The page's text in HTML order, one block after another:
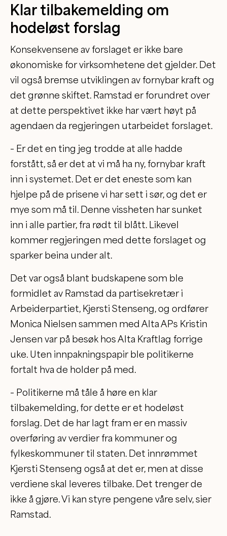
Klar tilbakemelding om
hodeløst forslag
Konsekvensene av forslaget er ikke bare
økonomiske for virksomhetene det gjelder. Det
vil også bremse utviklingen av fornybar kraft og
det grønne skiftet. Ramstad er forundret over
at dette perspektivet ikke har vært høyt på
agendaen da regjeringen utarbeidet forslaget.
– Er det en ting jeg trodde at alle hadde
forstått, så er det at vi må ha ny, fornybar kraft
inn i systemet. Det er det eneste som kan
hjelpe på de prisene vi har sett i sør, og det er
mye som må til. Denne vissheten har sunket
inn i alle partier, fra rødt til blått. Likevel
kommer regjeringen med dette forslaget og
sparker beina under alt.
Det var også blant budskapene som ble
formidlet av Ramstad da partisekretær i
Arbeiderpartiet, Kjersti Stenseng, og ordfører
Monica Nielsen sammen med Alta APs Kristin
Jensen var på besøk hos Alta Kraftlag forrige
uke. Uten innpakningspapir ble politikerne
fortalt hva de holder på med.
– Politikerne må tåle å høre en klar
tilbakemelding, for dette er et hodeløst
forslag. Det de har lagt fram er en massiv
overføring av verdier fra kommuner og
fylkeskommuner til staten. Det innrømmet
Kjersti Stenseng også at det er, men at disse
verdiene skal leveres tilbake. Det trenger de
ikke å gjøre. Vi kan styre pengene våre selv, sier
Ramstad.